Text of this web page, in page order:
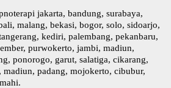
jakarta, bandung, surabaya,
malang, bekasi, bogor, solo, sidoarjo,
kediri, palembang, pekanbaru,
purwokerto, jambi, madiun,
ponorogo, garut, salatiga, cikarang,
madiun, padang, mojokerto, cibubur,